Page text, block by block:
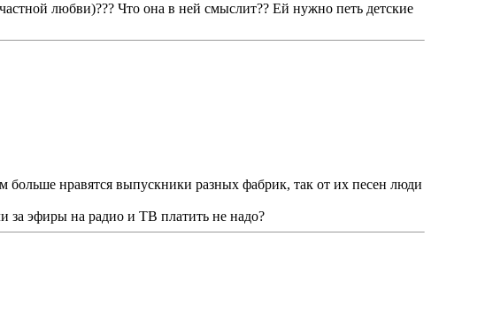
любви)??? Что она в ней смыслит?? Ей нужно петь детские
нравятся выпускники разных фабрик, так от их песен люди
за эфиры на радио и ТВ платить не надо?